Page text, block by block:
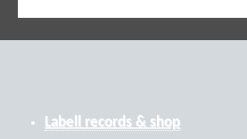
Labell records & shop